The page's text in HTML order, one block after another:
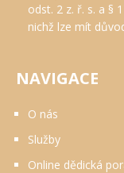
odst. 2 z. ř. s. a §
nichž lze mít
NAVIGACE
O nás
Služby
Online dědická